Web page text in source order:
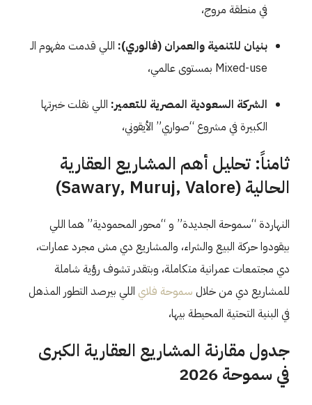
في منطقة مروج،
بنيان للتنمية والعمران (فالوري): اللي قدمت مفهوم الـ
Mixed-use بمستوى عالمي،
الشركة السعودية المصرية للتعمير: اللي نقلت خبرتها
الكبيرة في مشروع “صواري” الأيقوني،
ثامناً: تحليل أهم المشاريع العقارية
الحالية (Sawary, Muruj, Valore)
النهاردة “سموحة الجديدة” و “محور المحمودية” هما اللي
بيقودوا حركة البيع والشراء، والمشاريع دي مش مجرد عمارات،
دي مجتمعات عمرانية متكاملة، وبتقدر تشوف رؤية شاملة
للمشاريع دي من خلال سموحة فلاي اللي بيرصد التطور المذهل
في البنية التحتية المحيطة بيها،
جدول مقارنة المشاريع العقارية الكبرى
في سموحة 2026